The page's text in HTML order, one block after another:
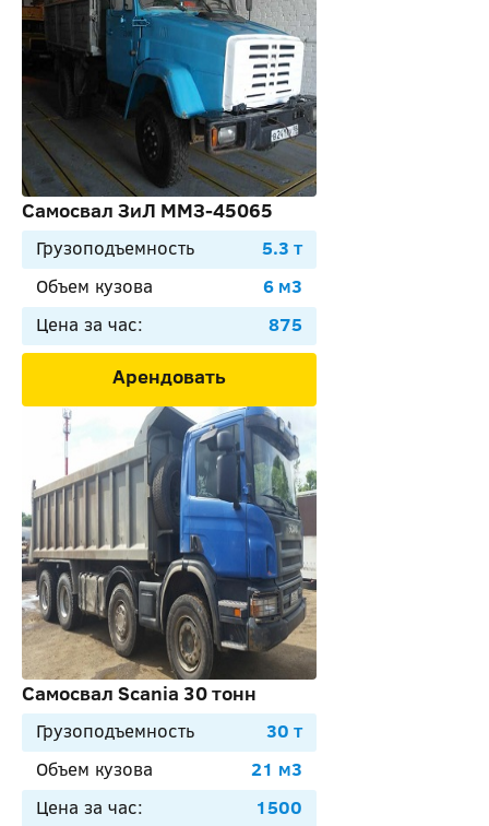
Самосвал ЗиЛ ММЗ-45065
Грузоподъемность
5.3 т
Объем кузова
6 м3
Цена за час:
875
Арендовать
Самосвал Scania 30 тонн
Грузоподъемность
30 т
Объем кузова
21 м3
Цена за час:
1500